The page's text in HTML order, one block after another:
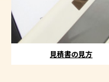
見積書の見方